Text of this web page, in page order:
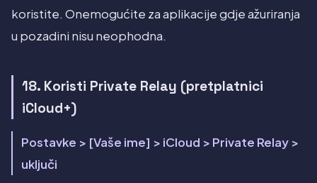
koristite. Onemogućite za aplikacije gdje ažuriranja
u pozadini nisu neophodna.
18. Koristi Private Relay (pretplatnici
iCloud+)
Postavke > [Vaše ime] > iCloud > Private Relay >
uključi